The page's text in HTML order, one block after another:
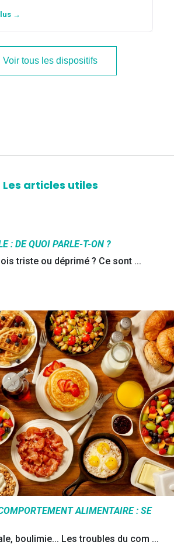
→
Voir tous les dispositifs
Les articles utiles
: DE QUOI PARLE-T-ON ?
triste ou déprimé ? Ce sont ...
ALIMENTAIRE : SE
boulimie... Les troubles du com ...